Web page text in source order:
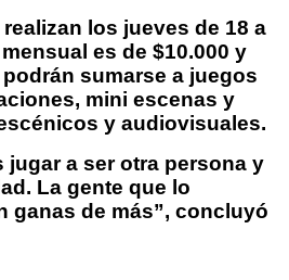
los jueves de 18 a
es de $10.000 y
sumarse a juegos
mini escenas y
y audiovisuales.
jugar a ser otra persona y
La gente que lo
ganas de más”, concluyó